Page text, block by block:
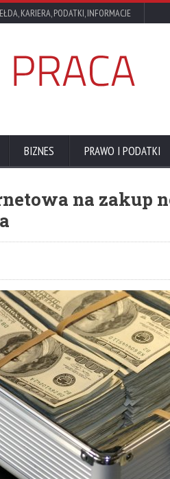
KARIERA, PODATKI, INFORMACJE
BIZNES PRAWO I PODATKI
na zakup